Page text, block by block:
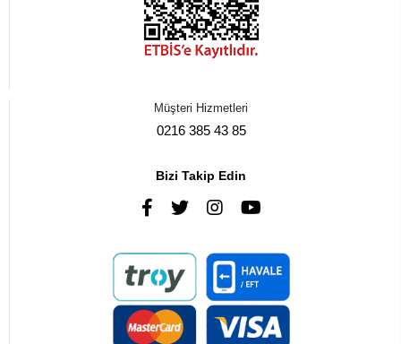
Müşteri Hizmetleri
0216 385 43 85
Bizi Takip Edin